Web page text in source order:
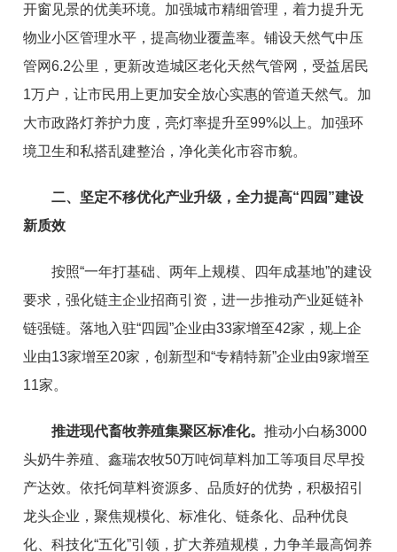
开窗见景的优美环境。加强城市精细管理 ，着力提升无
物业小区管理水平，提高物业覆盖率。铺设天然气中压
管网6.2公里，更新改造城区老化天然气管网，受益居民
1万户，让市民用上更加安全放心实惠的管道天然气。 加
大市政路灯养护力度，亮灯率提升至99%以 上 。 加强环
境卫生和私搭乱建整治，净化美化市容市貌。
二、 坚定不移优化产业升级，全力提高“四园”建设
新质效
按照“一年打基础、两年上规模、四年成基地”的建设
要求，强化链主企业招商引资，进一步推动产业延链补
链强链。落地入驻“四园”企业由33家增至42家，规上企
业由13家增至20家 ，创新型和“专精特新”企业由9家增至
11家。
推进现代畜牧养殖集聚区标准化。推动小白杨3000
头奶牛养殖、鑫瑞农牧50万吨饲草料加工等项目尽早投
产达效。依托饲草料资源多、品质好的优势，积极招引
龙头企业 ，聚焦规模化、标准化、链条化、品种优良
化、科技化“五化”引领，扩大养殖规模，力争羊最高饲养